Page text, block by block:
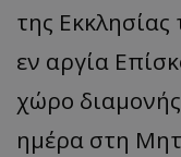
της
εν αργία
χώρο
ημέρα στη